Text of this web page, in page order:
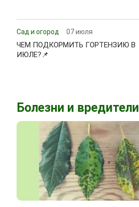
Сад и огород 07 июля
ЧЕМ ПОДКОРМИТЬ ГОРТЕНЗИЮ В
ИЮЛЕ?📌
Болезни и вредители